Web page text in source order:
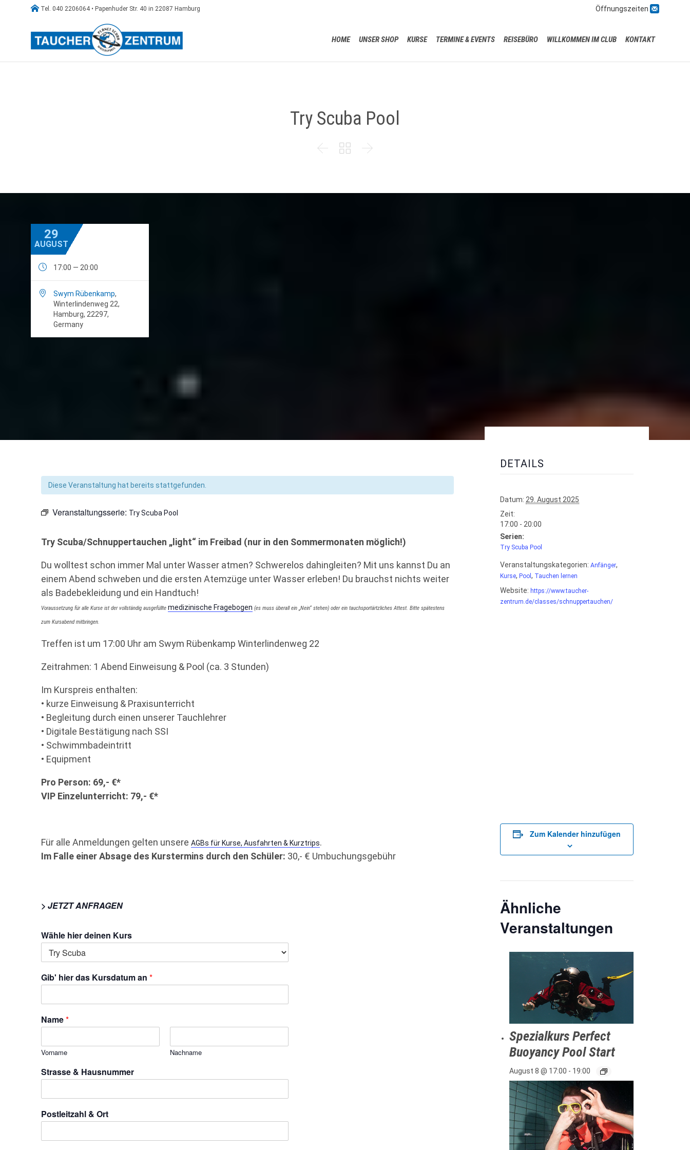
 Tel. 040 2206064 • Papenhuder Str. 40 in 22087 Hamburg Öffnungszeiten 
HOME UNSER SHOP KURSE TERMINE & EVENTS REISEBÜRO WILLKOMMEN IM CLUB KONTAKT
Try Scuba Pool
  
29
AUGUST
 17:00 — 20:00
 Swym Rübenkamp,
Winterlindenweg 22,
Hamburg, 22297,
Germany
Diese Veranstaltung hat bereits stattgefunden.
Veranstaltungsserie: Try Scuba Pool
Try Scuba/Schnuppertauchen „light“ im Freibad (nur in den Sommermonaten möglich!)
Du wolltest schon immer Mal unter Wasser atmen? Schwerelos dahingleiten? Mit uns kannst Du an
einem Abend schweben und die ersten Atemzüge unter Wasser erleben! Du brauchst nichts weiter
als Badebekleidung und ein Handtuch!
Voraussetzung für alle Kurse ist der vollständig ausgefüllte medizinische Fragebogen (es muss überall ein „Nein“ stehen) oder ein tauchsportärtzliches Attest. Bitte spätestens
zum Kursabend mitbringen.
Treffen ist um 17:00 Uhr am Swym Rübenkamp Winterlindenweg 22
Zeitrahmen: 1 Abend Einweisung & Pool (ca. 3 Stunden)
Im Kurspreis enthalten:
• kurze Einweisung & Praxisunterricht
• Begleitung durch einen unserer Tauchlehrer
• Digitale Bestätigung nach SSI
• Schwimmbadeintritt
• Equipment
Pro Person: 69,- €*
VIP Einzelunterricht: 79,- €*
Für alle Anmeldungen gelten unsere AGBs für Kurse, Ausfahrten & Kurztrips.
Im Falle einer Absage des Kurstermins durch den Schüler: 30,- € Umbuchungsgebühr
> JETZT ANFRAGEN
Wähle hier deinen Kurs
Gib' hier das Kursdatum an *
Name*
Vorname Nachname
Strasse & Hausnummer
Postleitzahl & Ort
DETAILS
Datum: 29. August 2025
Zeit:
17:00 - 20:00
Serien:
Try Scuba Pool
Veranstaltungskategorien: Anfänger,
Kurse, Pool , Tauchen lernen
Website: https://www.taucher-
zentrum.de/classes/schnuppertauchen/
Zum Kalender hinzufügen
Ähnliche
Veranstaltungen
Spezialkurs Perfect
Buoyancy Pool Start
August 8 @ 17:00 - 19:00